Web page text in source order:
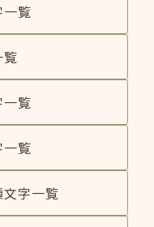
覧
覧
覧
字一覧